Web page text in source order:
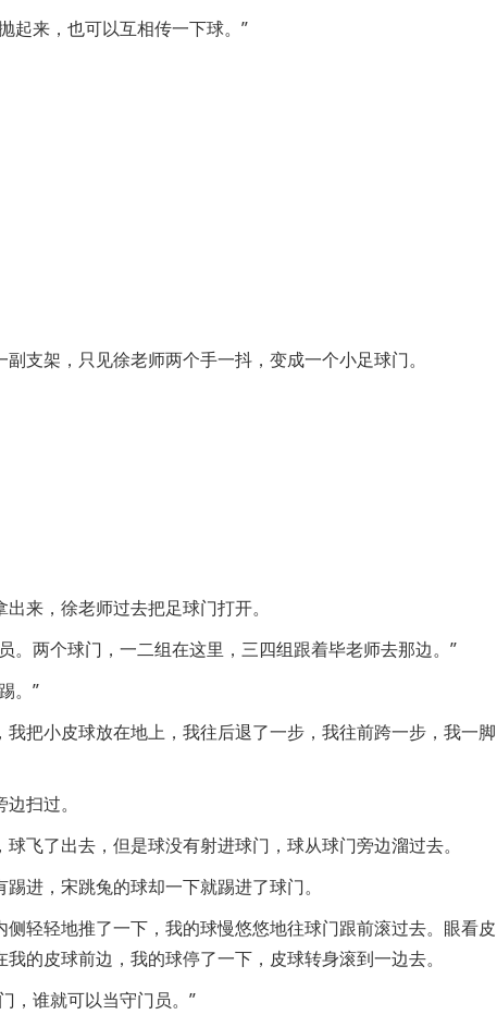
起来，也可以互相传一下球。”
支架，只见徐老师两个手一抖，变成一个小足球门。
来，徐老师过去把足球门打开。
。两个球门，一二组在这里，三四组跟着毕老师去那边。”
。”
把小皮球放在地上，我往后退了一步，我往前跨一步，我一脚
扫过。
飞了出去，但是球没有射进球门，球从球门旁边溜过去。
进，宋跳兔的球却一下就踢进了球门。
轻轻地推了一下，我的球慢悠悠地往球门跟前滚过去。眼看皮
的皮球前边，我的球停了一下，皮球转身滚到一边去。
，谁就可以当守门员。”